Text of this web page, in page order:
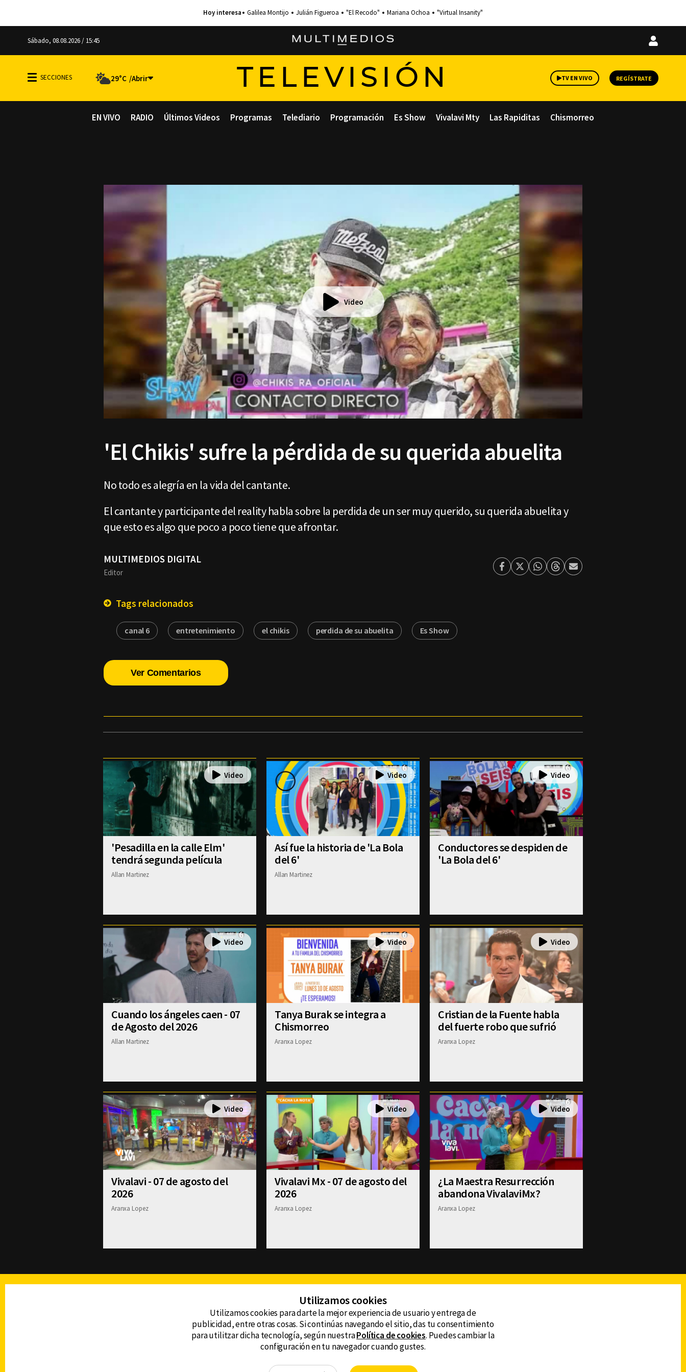
Galilea Montijo Julián Figueroa "El Recodo" Mariana Ochoa "Virtual Insanity"
Sábado, 08.08.2026 / 15:45
Iniciar
29°C TELEVISIÓN TV EN VIVO REGÍSTRATE
EN VIVO RADIO Últimos Videos Programas Telediario Programación Es Show Vivalavi Mty Las Rapiditas Chismorreo
Video
'El Chikis' sufre la pérdida de su querida abuelita
No todo es alegría en la vida del cantante.
El cantante y participante del reality habla sobre la perdida de un ser muy querido, su querida abuelita y
que esto es algo que poco a poco tiene que afrontar.
MULTIMEDIOS DIGITAL
Editor Facebook
TwitterWhatsapp
ThreadsEnviar
Tags relacionados
canal 6 entretenimiento el chikis perdida de su abuelita Es Show
Ver Comentarios
'Pesadilla en la calle Elm'
tendrá segunda película
Allan Martinez
Así fue la historia de 'La Bola
del 6'
Allan Martinez
Conductores se despiden de
'La Bola del 6'
Cuando los ángeles caen - 07
de Agosto del 2026
Allan Martinez
Tanya Burak se integra a
Chismorreo
Aranxa Lopez
Cristian de la Fuente habla
del fuerte robo que sufrió
Aranxa Lopez
Vivalavi - 07 de agosto del
2026
Aranxa Lopez
Vivalavi Mx - 07 de agosto del
2026
Aranxa Lopez
¿La Maestra Resurrección
abandona VivalaviMx?
Aranxa Lopez
DERECHOS RESERVADOS © CANAL 6 2026
Prohibida la reproducción total o parcial, incluyendo
CONTACTO
AVISO DE PRIVACIDAD
AVISO LEGAL
DEFENSORÍA DE LAS AUDIENCIAS
Utilizamos cookies
Utilizamos cookies para darte la mejor experiencia de usuario y entrega de
publicidad, entre otras cosas. Si continúas navegando el sitio, das tu consentimiento
para utilitzar dicha tecnología, según nuestraPolítica de cookies. Puedes cambiar la
configuración en tu navegador cuando gustes.